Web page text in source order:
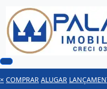
× COMPRAR ALUGAR